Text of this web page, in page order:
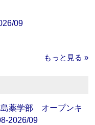
09
もっと見る »
薬学部 オープンキ
2026/09